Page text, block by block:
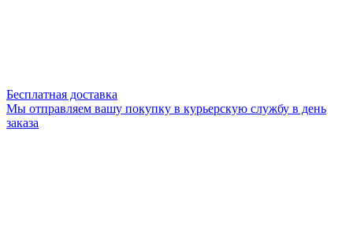
Бесплатная доставка
Мы отправляем вашу покупку в курьерскую службу в день
заказа